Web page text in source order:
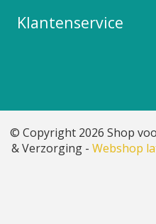
Klantenservice
© Copyright 2026 Shop
& Verzorging - Webshop